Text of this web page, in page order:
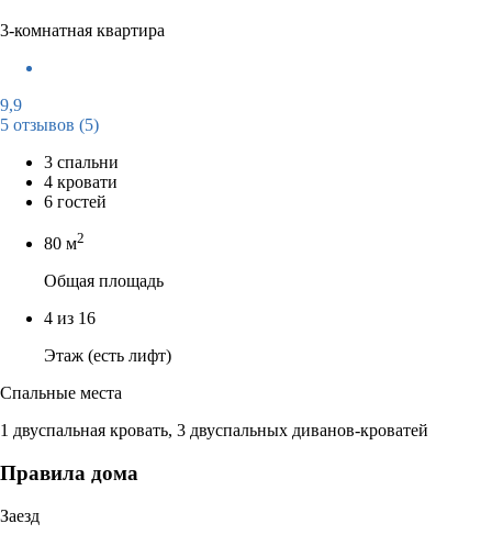
3-комнатная квартира
9,9
5 отзывов (5)
3 спальни
4 кровати
6 гостей
80 м2
Общая площадь
4 из 16
Этаж (есть лифт)
Спальные места
1 двуспальная кровать, 3 двуспальных диванов-кроватей
Правила дома
Заезд